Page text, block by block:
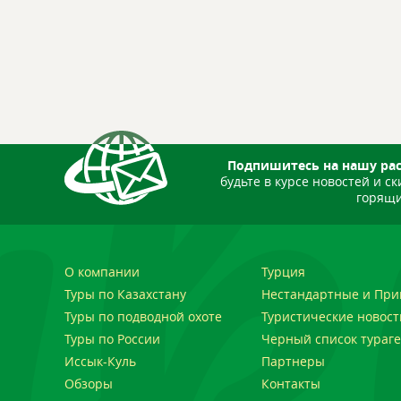
Подпишитесь на нашу
будьте в курсе новостей и
О компании
Турция
Туры по Казахстану
Нестандартные и
Туры по подводной охоте
Туристические
Туры по России
Черный список
Иссык-Куль
Партнеры
Обзоры
Контакты